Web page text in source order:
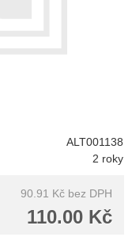
ALT001138
2 roky
90.91 Kč bez DPH
110.00 Kč